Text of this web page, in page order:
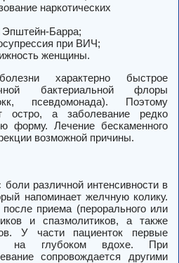
наркотических
Эпштейн-Барра;
при ВИЧ;
женщины.
характерно быстрое
бактериальной флоры
псевдомонада). Поэтому
остро, а заболевание редко
форму. Лечение бескаменного
возможной причины.
боли различной интенсивности в
напоминает желчную колику.
приема (перорального или
и спазмолитиков, а также
У части пациенток первые
на глубоком вдохе. При
сопровождается другими